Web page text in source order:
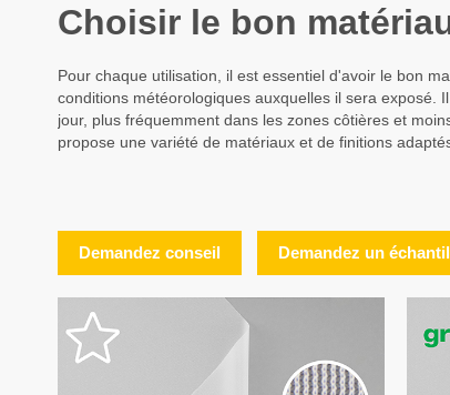
Choisir le bon
Pour chaque utilisation, il est essentiel d'avoir le bon
conditions météorologiques auxquelles il sera exposé.
jour, plus fréquemment dans les zones côtières et
propose une variété de matériaux et de finitions
Demandez conseil Demandez un